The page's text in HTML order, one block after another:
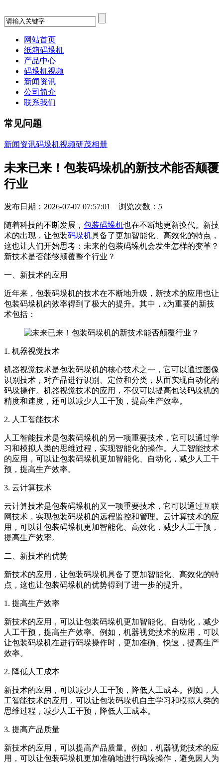
网站首页
纸箱码垛机
产品中心
码垛机视频
新闻资讯
公司简介
联系我们
常见问题
新闻资讯码垛机视频研茂相册
未来已来！包装码垛机的新技术能否颠覆
行业
发布日期：2026-07-07 07:57:01 浏览次数： 5
随着科技的不断发展， 包装码垛机也在不断地更新换代。新技
术的出现，让包装码垛机具备了更加智能化、高效化的特点，
这也让人们开始思考：未来的包装码垛机会发生怎样的变革？
新技术是否能够颠覆整个行业？
一、新技术的应用
近年来，包装码垛机的技术在不断地升级，新技术的应用也让
包装码垛机的效率得到了极大的提升。其中，z为重要的新技
术包括：
1. 机器视觉技术
机器视觉技术是包装码垛机的核心技术之一，它可以通过图像
识别技术，对产品进行识别、定位和分类，从而实现自动化的
码垛操作。机器视觉技术的应用，不仅可以提高包装码垛机的
精度和速度，还可以减少人工干预，提高生产效率。
2. 人工智能技术
人工智能技术是包装码垛机的另一项重要技术，它可以通过学
习和模拟人类的思维过程，实现智能化的操作。人工智能技术
的应用，可以让包装码垛机更加智能化、自动化，减少人工干
预，提高生产效率。
3. 云计算技术
云计算技术是包装码垛机的又一项重要技术，它可以通过互联
网技术，实现包装码垛机的远程监控和管理。云计算技术的应
用，可以让包装码垛机更加智能化、高效化，减少人工干预，
提高生产效率。
二、新技术的优势
新技术的应用，让包装码垛机具备了更加智能化、高效化的特
点，这也让包装码垛机的优势得到了进一步的提升。
1. 提高生产效率
新技术的应用，可以让包装码垛机更加智能化、自动化，减少
人工干预，提高生产效率。例如，机器视觉技术的应用，可以
让包装码垛机在进行码垛操作时，更加准确、快速，提高生产
效率。
2. 降低人工成本
新技术的应用，可以减少人工干预，降低人工成本。例如，人
工智能技术的应用，可以让包装码垛机自主学习和模拟人类的
思维过程，减少人工干预，降低人工成本。
3. 提高产品质量
新技术的应用，可以提高产品质量。例如，机器视觉技术的应
用，可以让包装码垛机更加准确地进行码垛操作，避免因人为